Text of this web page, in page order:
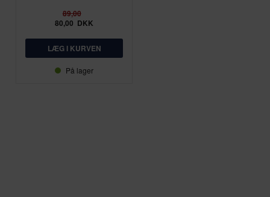
89,00
80,00 DKK
På lager